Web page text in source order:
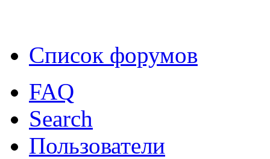
Список форумов
FAQ
Search
Пользователи